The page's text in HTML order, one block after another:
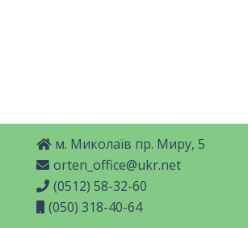
м. Миколаїв пр. Миру, 5
orten_office@ukr.net
(0512) 58-32-60
(050) 318-40-64